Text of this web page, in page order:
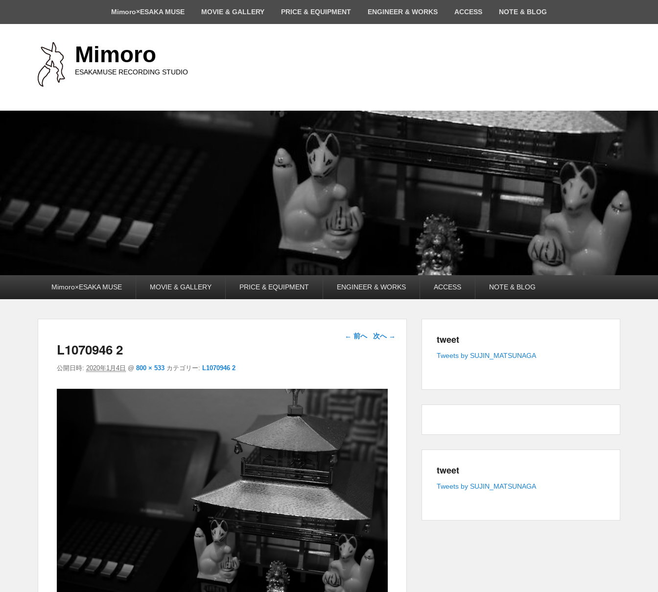
プ
ュ
ー
Mimoro×ESAKA MUSE MOVIE & GALLERY PRICE & EQUIPMENT ENGINEER & WORKS ACCESS NOTE & BLOG
Mimoro
ESAKAMUSE RECORDING STUDIO
ン
Mimoro×ESAKA MUSE MOVIE & GALLERY PRICE & EQUIPMENT ENGINEER & WORKS ACCESS NOTE & BLOG
画像ナビゲー
ション
← 前へ 次へ →
L1070946 2
公開日時: 2020年1月4日 @ 800 × 533 カテゴリー: L1070946 2
tweet
Tweets by SUJIN_MATSUNAGA
tweet
Tweets by SUJIN_MATSUNAGA